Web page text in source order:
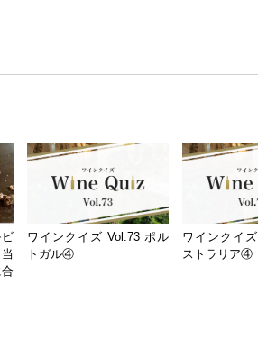
ワインクイズ Vol.73 ポル
トガル④
ワインクイズ
ストラリア④